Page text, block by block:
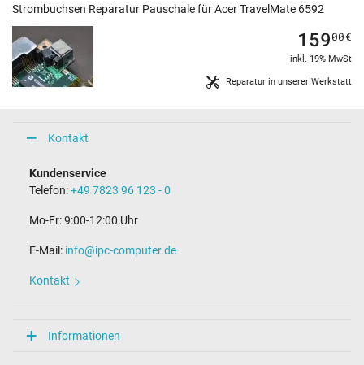
Strombuchsen Reparatur Pauschale für Acer TravelMate 6592
Reparatur in unserer Werkstatt
15900€
inkl. 19% MwSt
Kontakt
Kundenservice
Telefon:+49 7823 96 123 - 0
Mo-Fr: 9:00-12:00 Uhr
E-Mail: info@ipc-computer.de
Kontakt
Informationen